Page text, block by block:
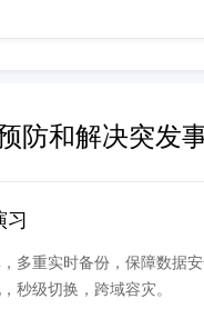
防和解决突发
习
多重实时备份，保障数据
秒级切换，跨域容灾。